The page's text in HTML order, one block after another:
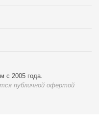
с 2005 года.
публичной офертой